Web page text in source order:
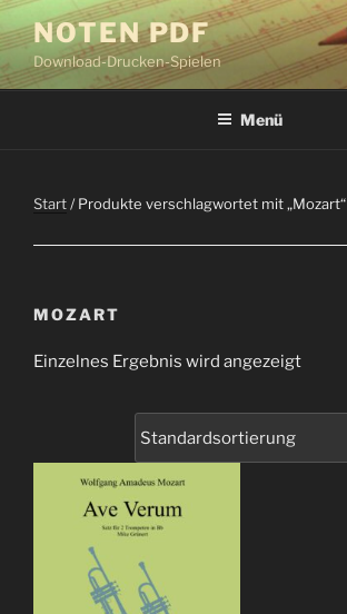
Zum
Inhalt
springen
NOTEN PDF
Download-Drucken-Spielen
Menü
Start/ Produkte verschlagwortet mit „Mozart“
MOZART
Einzelnes Ergebnis wird angezeigt